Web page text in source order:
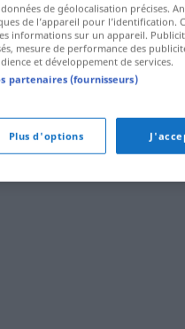
de géolocalisation précises.
de l’appareil pour l’identification.
informations sur un appareil.
mesure de performance des
et développement de services.
partenaires (fournisseurs)
Plus d'options